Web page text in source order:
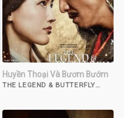
Huyền Thoại Và Bươm Bướm
THE LEGEND & BUTTERFLY